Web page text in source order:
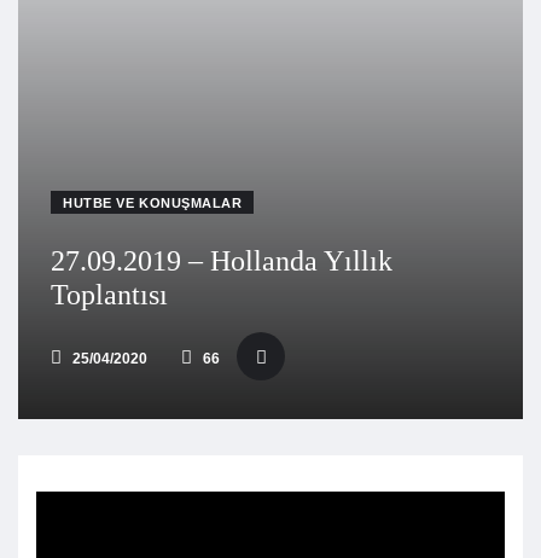
HUTBE VE KONUŞMALAR
27.09.2019 – Hollanda Yıllık
Toplantısı
25/04/2020 66